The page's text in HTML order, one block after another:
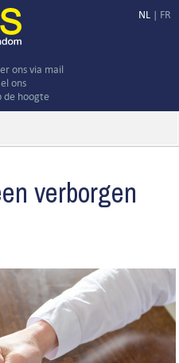
NL | FR
ons via mail
ons
de hoogte
verborgen